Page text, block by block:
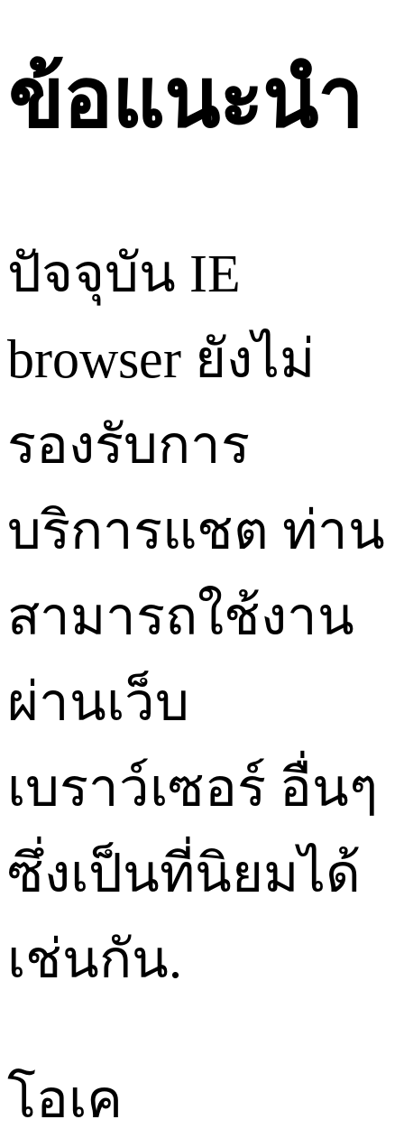
ข้อแนะนำ
ปัจจุบัน IE
browser ยังไม่
รองรับการ
บริการแชต ท่าน
สามารถใช้งาน
ผ่านเว็บ
เบราว์เซอร์ อื่นๆ
ซึ่งเป็นที่นิยมได้
เช่นกัน.
โอเค